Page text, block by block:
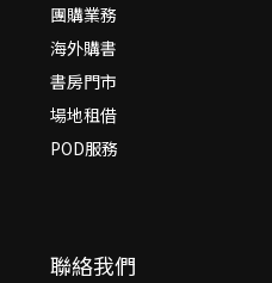
團購業務
海外購書
書房門市
場地租借
POD服務
聯絡我們